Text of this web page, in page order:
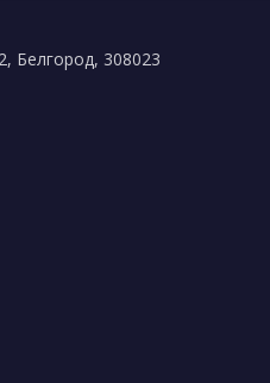
Белгород, 308023